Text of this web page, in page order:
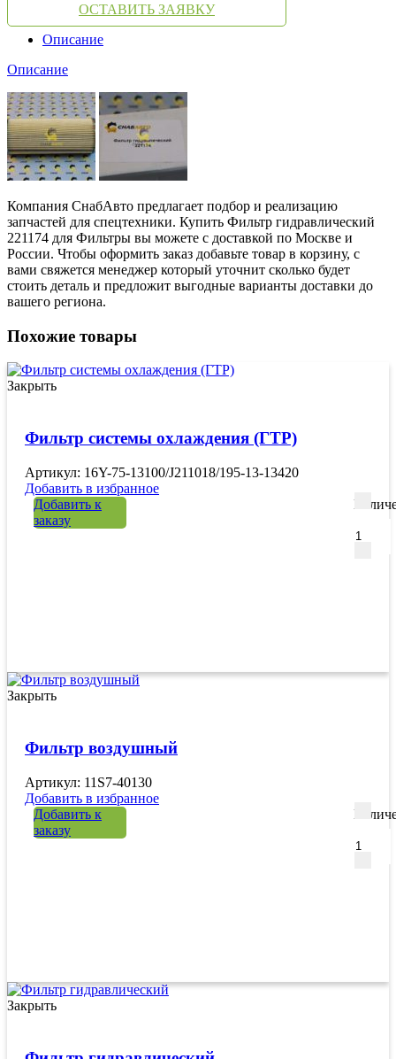
ОСТАВИТЬ ЗАЯВКУ
Описание
Описание
Компания СнабАвто предлагает подбор и реализацию
запчастей для спецтехники. Купить Фильтр гидравлический
221174 для Фильтры вы можете с доставкой по Москве и
России. Чтобы оформить заказ добавьте товар в корзину, с
вами свяжется менеджер который уточнит сколько будет
стоить деталь и предложит выгодные варианты доставки до
вашего региона.
Похожие товары
Закрыть
Фильтр системы охлаждения (ГТР)
Артикул: 16Y-75-13100/J211018/195-13-13420
Добавить в избранное
Добавить к
заказу
Закрыть
Фильтр воздушный
Артикул: 11S7-40130
Добавить в избранное
Добавить к
заказу
Закрыть